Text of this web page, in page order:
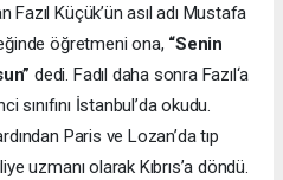
Küçük’ün asıl adı Mustafa
öğretmeni ona, “Senin
dedi. Fadıl daha sonra Fazıl‘a
sınıfını İstanbul’da okudu.
Paris ve Lozan’da tıp
uzmanı olarak Kıbrıs’a döndü.